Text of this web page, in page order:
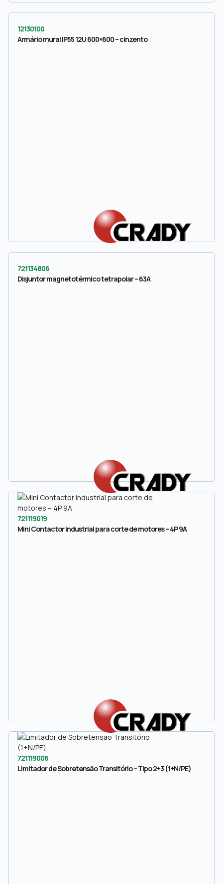
12130100
Armário mural IP55 12U 600×600 – cinzento
721134806
Disjuntor magnetotérmico tetrapolar – 63A
721119019
Mini Contactor industrial para corte de motores – 4P 9A
721119006
Limitador de Sobretensão Transitório – Tipo 2+3 (1+N/PE)